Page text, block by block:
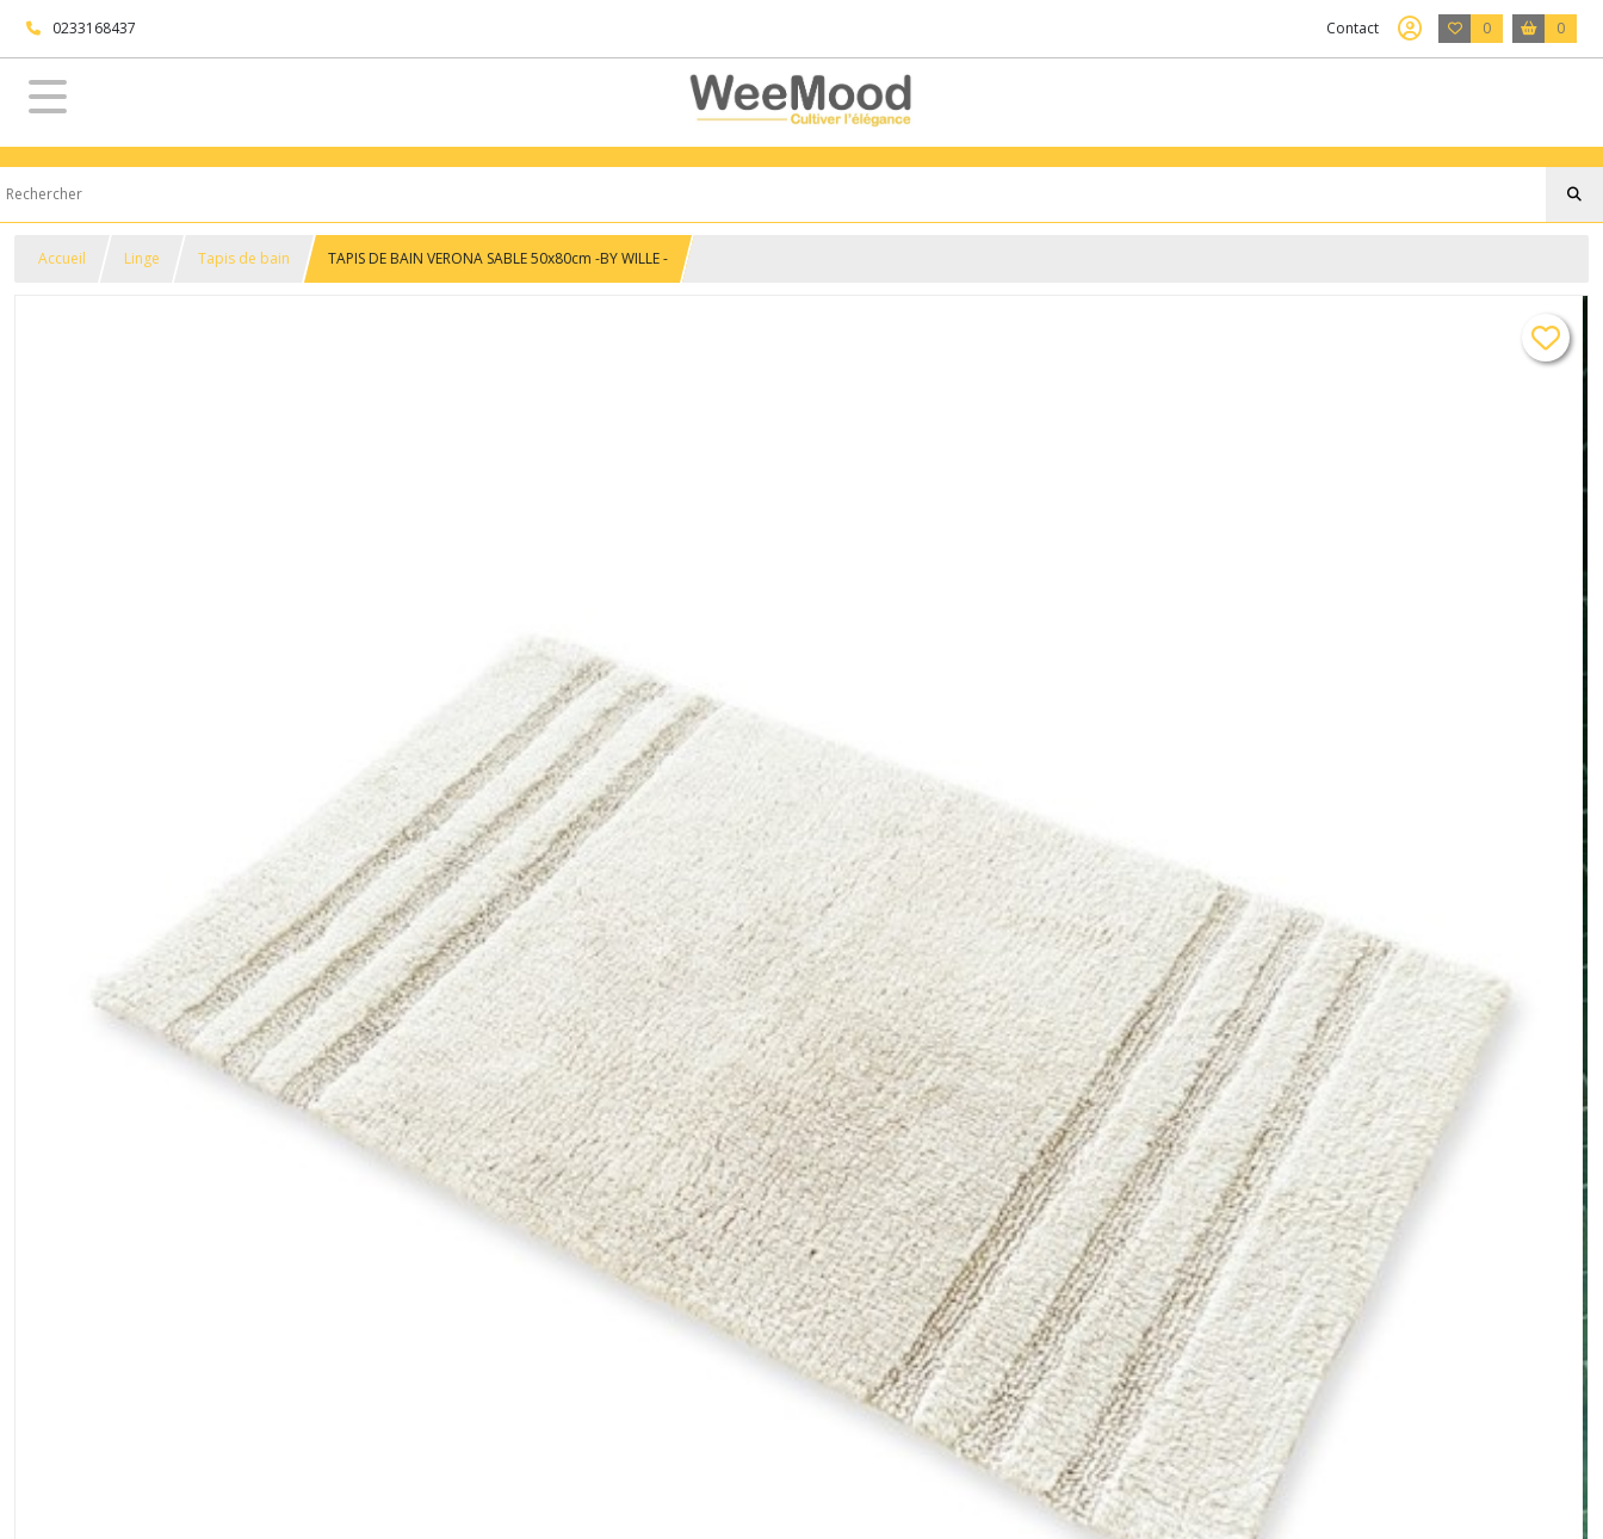
0233168437 Contact 0 0
Accueil Linge Tapis de bain TAPIS DE BAIN VERONA SABLE 50x80cm -BY WILLE -